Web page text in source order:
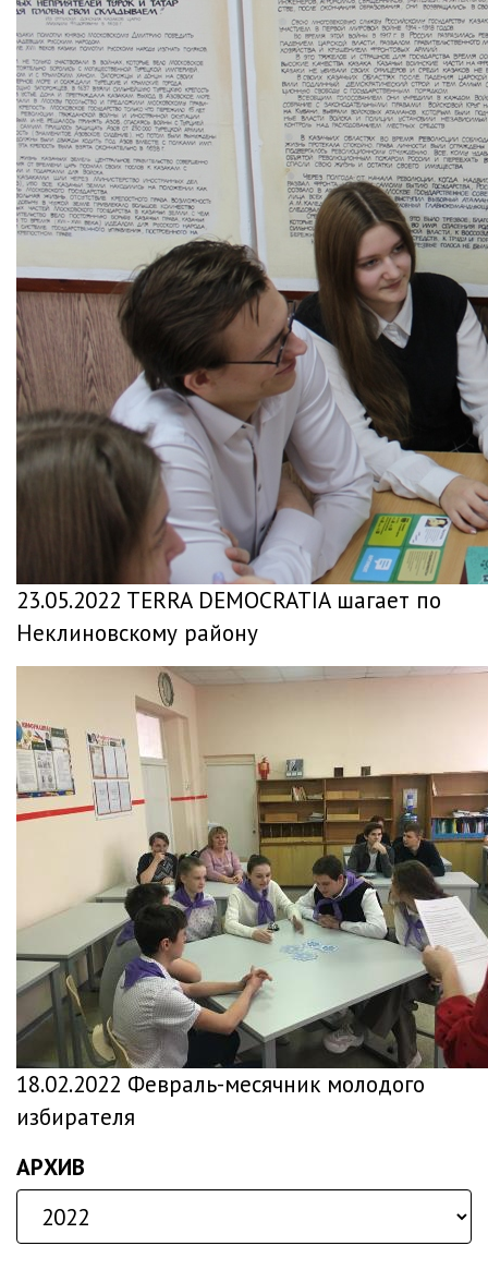
23.05.2022 TERRA DEMOCRATIA шагает по
Неклиновскому району
18.02.2022 Февраль-месячник молодого
избирателя
АРХИВ